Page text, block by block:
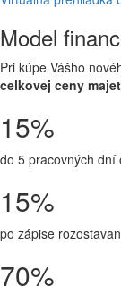
Model
Pri kúpe Vášho
celkovej ceny
15%
do 5 pracovných dní
15%
po zápise
70%